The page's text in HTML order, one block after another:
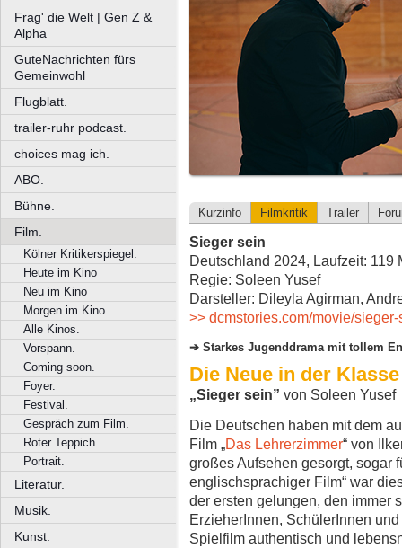
Frag' die Welt | Gen Z &
Alpha
GuteNachrichten fürs
Gemeinwohl
Flugblatt.
trailer-ruhr podcast.
choices mag ich.
ABO.
Bühne.
Film.
Kölner Kritikerspiegel.
Heute im Kino
Neu im Kino
Morgen im Kino
Alle Kinos.
Vorspann.
Coming soon.
Foyer.
Festival.
Gespräch zum Film.
Roter Teppich.
Portrait.
Literatur.
Musik.
Kunst.
Kurzinfo Filmkritik Trailer
Sieger sein
Deutschland 2024, Laufzeit: 119
Regie: Soleen Yusef
Darsteller: Dileyla Agirman,
>> dcmstories.com/movie/sieger-
Starkes Jugenddrama mit tollem
Die Neue in der Klasse
„Sieger sein” von Soleen Yusef
Die Deutschen haben mit dem
Film „Das Lehrerzimmer“ von
großes Aufsehen gesorgt, sogar
englischsprachiger Film“ war
der ersten gelungen, den immer
ErzieherInnen, SchülerInnen
Spielfilm authentisch und